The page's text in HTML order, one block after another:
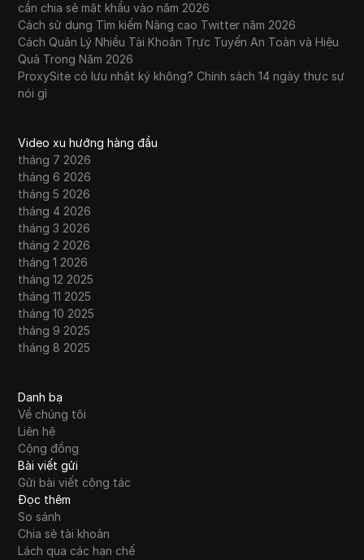
cần chia sẻ mật khẩu vào năm 2026
Cách sử dụng Tìm kiếm Nâng cao Twitter năm 2026
Cách Quản Lý Nhiều Tài Khoản Trực Tuyến An Toàn và Hiệu
Quả Trong Năm 2026
ProxySite có lưu nhật ký không? Chính sách 14 ngày thực sự
nói gì
Video xu hướng hàng đầu
tháng 7 2026
tháng 6 2026
tháng 5 2026
tháng 4 2026
tháng 3 2026
tháng 2 2026
tháng 1 2026
tháng 12 2025
tháng 11 2025
tháng 10 2025
tháng 9 2025
tháng 8 2025
Danh bạ
Về chúng tôi
Liên hệ
Cộng đồng
Bài viết gửi
Gửi bài viết cộng tác
Đọc thêm
So sánh
Chia sẻ tài khoản
Lách qua các hạn chế